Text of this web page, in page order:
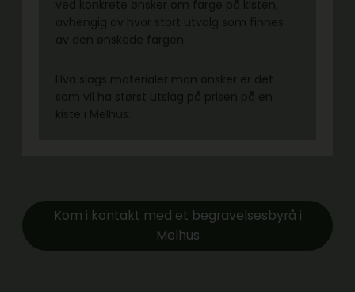
Kom i kontakt med et begravelsesbyrå i
Melhus